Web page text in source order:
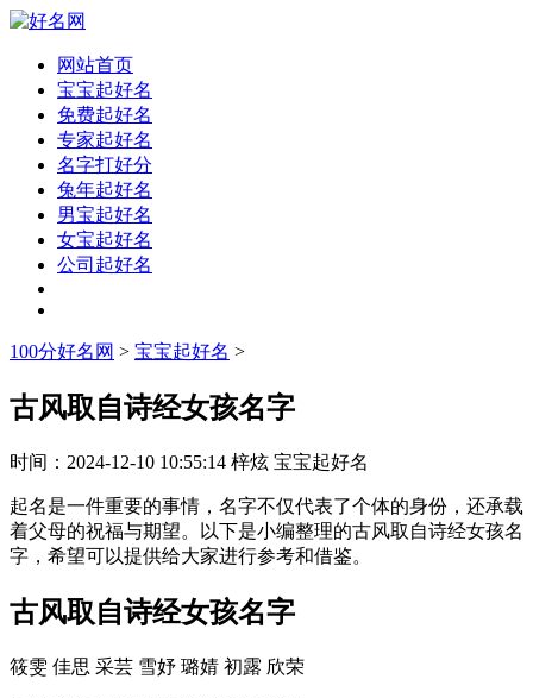
网站首页
宝宝起好名
免费起好名
专家起好名
名字打好分
兔年起好名
男宝起好名
女宝起好名
公司起好名
100分好名网 > 宝宝起好名 >
古风取自诗经女孩名字
时间： 2024-12-10 10:55:14 梓炫 宝宝起好名
起名是一件重要的事情，名字不仅代表了个体的身份，还承载
着父母的祝福与期望。以下是小编整理的古风取自诗经女孩名
字，希望可以提供给大家进行参考和借鉴。
古风取自诗经女孩名字
筱雯 佳思 采芸 雪妤 璐婧 初露 欣荣